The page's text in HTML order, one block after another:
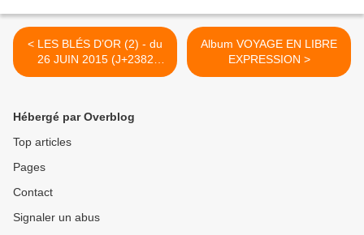
< LES BLÉS D’OR (2) - du
26 JUIN 2015 (J+2382
après le vote négatif
Album VOYAGE EN LIBRE
EXPRESSION >
Hébergé par Overblog
Top articles
Pages
Contact
Signaler un abus